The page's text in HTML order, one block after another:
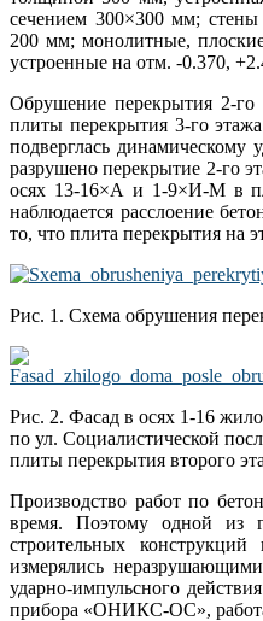
сечением 300×300 мм;
200 мм; монолитные,
устроенные на отм. -0.370,
Обрушение перекрытия 2-го
плиты перекрытия 3-го
подверглась динамическому
разрушено перекрытие 2-го
осях 13-16×А и 1-9×И-М в
наблюдается расслоение
то, что плита перекрытия на
Рис. 1. Схема обрушения
Рис. 2. Фасад в осях 1-16
по ул. Социалистической
плиты перекрытия второго
Производство работ по
время. Поэтому одной из
строительных
измерялись
ударно-импульсного
прибора «ОНИКС-ОС»,